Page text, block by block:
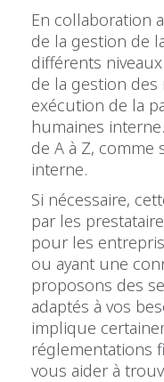
En collaboration
de la gestion de
différents
de la gestion des
exécution de la
humaines
de A à Z,
interne.
Si nécessaire,
par les
pour les
ou ayant une
proposons des
adaptés à vos
implique
réglementations
vous aider à